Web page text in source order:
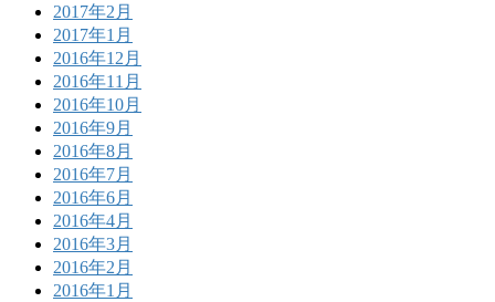
2017年2月
2017年1月
2016年12月
2016年11月
2016年10月
2016年9月
2016年8月
2016年7月
2016年6月
2016年4月
2016年3月
2016年2月
2016年1月